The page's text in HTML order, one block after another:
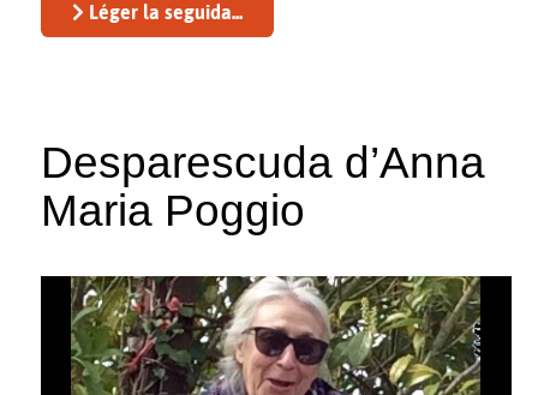
Léger la seguida...
Desparescuda d’Anna
Maria Poggio